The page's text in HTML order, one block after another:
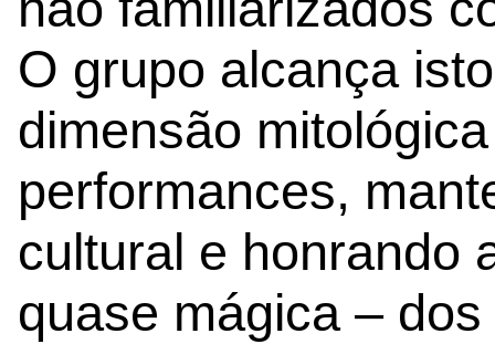
O grupo alcança
dimensão
performances,
cultural e honrando
quase mágica –